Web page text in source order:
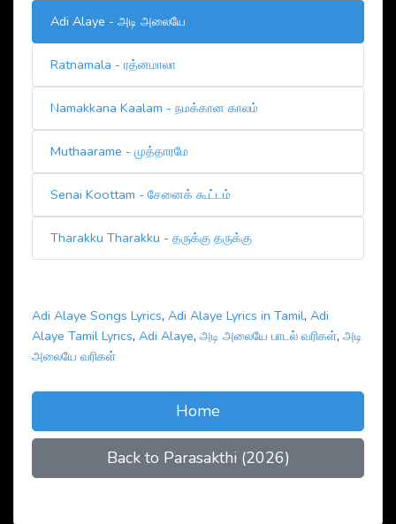
Adi Alaye - அடி அலையே
Ratnamala - ரத்னமாலா
Namakkana Kaalam - நமக்கான காலம்
Muthaarame - முத்தாரமே
Senai Koottam - சேனைக் கூட்டம்
Tharakku Tharakku - தருக்கு தருக்கு
Adi Alaye Songs Lyrics, Adi Alaye Lyrics in Tamil, Adi
Alaye Tamil Lyrics, Adi Alaye, அடி அலையே பாடல் வரிகள், அடி
அலையே வரிகள்
Home
Back to Parasakthi (2026)